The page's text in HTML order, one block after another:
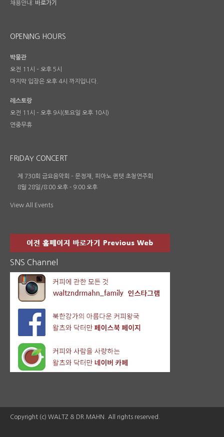
채용안내: 바로가기
OPENING HOURS
박물관
오전 11시 – 오후 5시
마지막 입장은 오후 4시 까지입니다.
레스토랑
오전 11시 – 오후 9시(토요일 오후 10시)
연중무휴
FRIDAY CONCERT
제 730회 금요음악회 – 문정재, 피아노 퀸텟 초청연주회
8월 28일/8:00 오후 - 9:00 오후
View All Events
SNS Channel
Copyright (c) WALTZ & DR.MAHN. All rights reserved.